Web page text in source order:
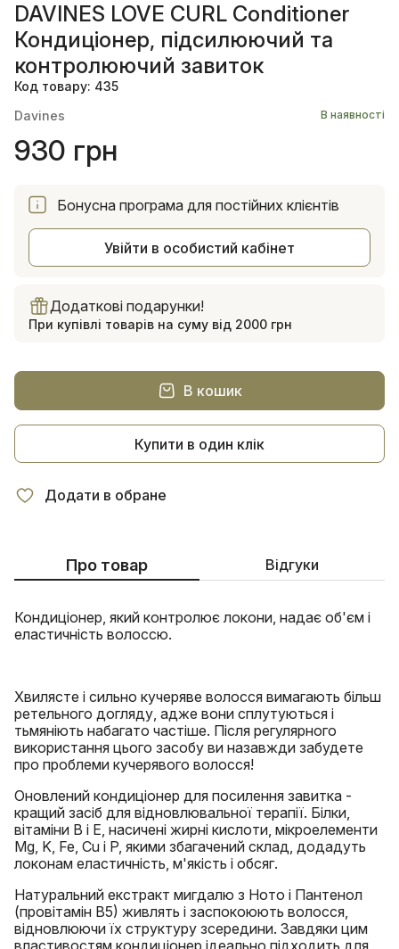
DAVINES LOVE CURL Conditioner
Кондиціонер, підсилюючий та
контролюючий завиток
Код товару: 435
Davines
В наявності
930 грн
Бонусна програма для постійних клієнтів
Увійти в особистий кабінет
Додаткові подарунки!
При купівлі товарів на суму від 2000 грн
В кошик
Купити в один клік
Додати в обране
Про товар Відгуки
Кондиціонер, який контролює локони, надає об'єм і
еластичність волоссю.
Хвилясте і сильно кучеряве волосся вимагають більш
ретельного догляду, адже вони сплутуються і
тьмяніють набагато частіше. Після регулярного
використання цього засобу ви назавжди забудете
про проблеми кучерявого волосся!
Оновлений кондиціонер для посилення завитка -
кращий засіб для відновлювальної терапії. Білки,
вітаміни В і Е, насичені жирні кислоти, мікроелементи
Mg, K, Fe, Cu і P, якими збагачений склад, додадуть
локонам еластичність, м'якість і обсяг.
Натуральний екстракт мигдалю з Ното і Пантенол
(провітамін В5) живлять і заспокоюють волосся,
відновлюючи їх структуру зсередини. Завдяки цим
властивостям кондиціонер ідеально підходить для